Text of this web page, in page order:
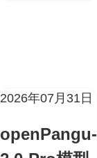
2026年07月31日
openPangu-